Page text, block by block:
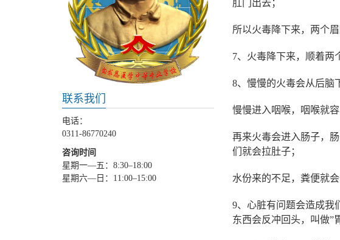
肛门出去；
所以火毒降下来，两个
7、火毒降下来，顺着两
8、慢慢的火毒会从后脑
慢慢进入咽喉，咽喉就
再来火毒会进入肠子，
们就会拉肚子；
水份来的不足，粪便就会
9、心脏有问题会造成我
东西会反冲回头，叫做”
联系我们
电话：
0311-86770240
咨询时间
星期一—五：8:30–18:00
星期六—日：11:00–15:00